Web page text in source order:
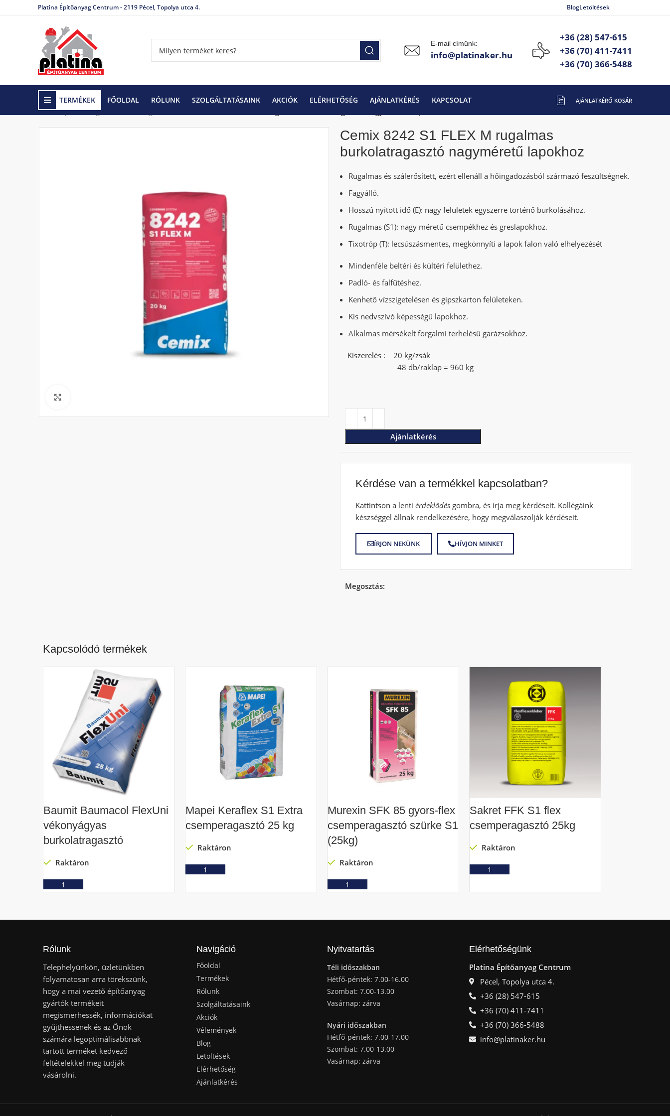
Platina Építőanyag Centrum - 2119 Pécel, Topolya utca 4. BlogLetöltések
E-mail címünk:
info@platinaker.hu
+36 (28) 547-615
+36 (70) 411-7411
+36 (70) 366-5488
TERMÉKEK FŐOLDAL RÓLUNK SZOLGÁLTATÁSAINK AKCIÓK ELÉRHETŐSÉG AJÁNLATKÉRÉS KAPCSOLAT
Kezdőlap Hidegburkolás
Cemix 8242 S1 FLEX M rugalmas
burkolatragasztó nagyméretű lapokhoz
Rugalmas és szálerősített, ezért ellenáll a hőingadozásból származó feszültségnek.
Fagyálló.
Hosszú nyitott idő (E): nagy felületek egyszerre történő burkolásához.
Rugalmas (S1): nagy méretű csempékhez és greslapokhoz.
Tixotróp (T): lecsúszásmentes, megkönnyíti a lapok falon való elhelyezését
Mindenféle beltéri és kültéri felülethez.
Padló- és falfűtéshez.
Kenhető vízszigetelésen és gipszkarton felületeken.
Kis nedvszívó képességű lapokhoz.
Alkalmas mérsékelt forgalmi terhelésű garázsokhoz.
Kiszerelés : 20 kg/zsák
48 db/raklap = 960 kg
Ajánlatkérés
Kérdése van a termékkel kapcsolatban?
Kattintson a lenti érdeklődés gombra, és írja meg kérdéseit. Kollégáink
készséggel állnak rendelkezésére, hogy megválaszolják kérdéseit.
ÍRJON NEKÜNK HÍVJON MINKET
Megosztás:
Kapcsolódó termékek
Baumit Baumacol FlexUni
vékonyágyas
burkolatragasztó
Raktáron
Mapei Keraflex S1 Extra
csemperagasztó 25 kg
Raktáron
Murexin SFK 85 gyors-flex
csemperagasztó szürke S1
(25kg)
Raktáron
Sakret FFK S1 flex
csemperagasztó 25kg
Raktáron
Rólunk
Telephelyünkön, üzletünkben
folyamatosan arra törekszünk,
hogy a mai vezető építőanyag
gyártók termékeit
megismerhessék, információkat
gyűjthessenek és az Önök
számára legoptimálisabbnak
tartott terméket kedvező
feltételekkel meg tudják
vásárolni.
Navigáció
Főoldal
Termékek
Rólunk
Szolgáltatásaink
Akciók
Vélemények
Blog
Letöltések
Elérhetőség
Ajánlatkérés
Nyitvatartás
Téli időszakban
Hétfő-péntek: 7.00-16.00
Szombat: 7.00-13.00
Vasárnap: zárva
Nyári időszakban
Hétfő-péntek: 7.00-17.00
Szombat: 7.00-13.00
Vasárnap: zárva
Elérhetőségünk
Platina Építőanyag Centrum
Pécel, Topolya utca 4.
+36 (28) 547-615
+36 (70) 411-7411
+36 (70) 366-5488
info@platinaker.hu